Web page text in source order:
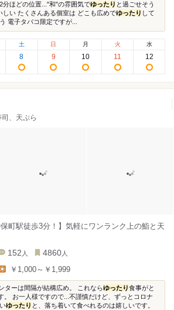
分ほどの位置..."和"の雰囲気でゆったり と過ごせそう
しい たくさんある個室は どこも広めでゆったり して
電子タバコ限定ですが...
土
8
日
9
月
10
火
11
水
12
、天ぷら
保町駅徒歩3分！】気軽にワンランク上の鮨と天
152 人 4860 人
￥1,000～￥1,999
ターは間隔が結構広め。 これならゆったり食事がと
。 お一人様ですので...不謹慎だけど、ずっとコロナ
ゆったり と、落ち着いて食べれるのは嬉しいです。